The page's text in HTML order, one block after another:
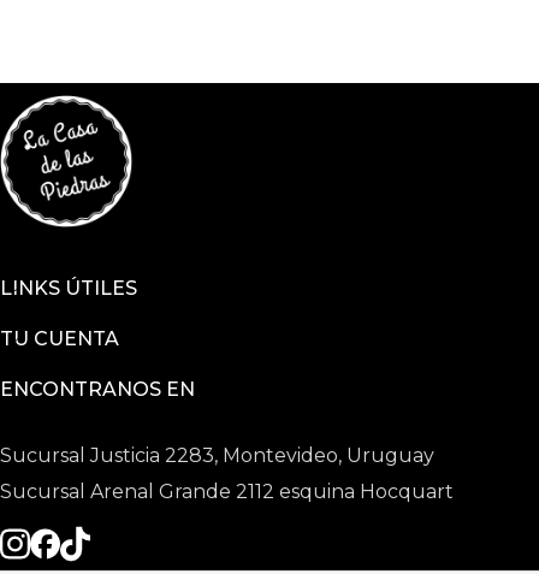
LINKS ÚTILES
TU CUENTA
ENCONTRANOS EN
Sucursal Justicia 2283, Montevideo, Uruguay
Sucursal Arenal Grande 2112 esquina Hocquart